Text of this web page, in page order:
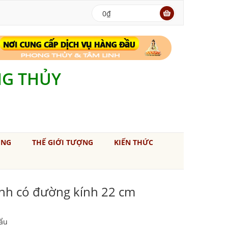
0₫
THỦY
THẾ GIỚI TƯỢNG KIẾN THỨC
có đường kính 22 cm